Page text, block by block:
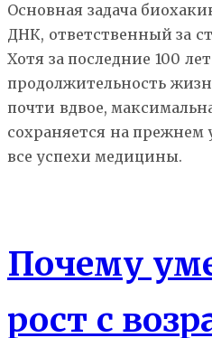
Основная задача
ДНК, ответственный за
Хотя за последние 100
продолжительность
почти вдвое,
сохраняется на
все успехи медицины.
Почему
рост с